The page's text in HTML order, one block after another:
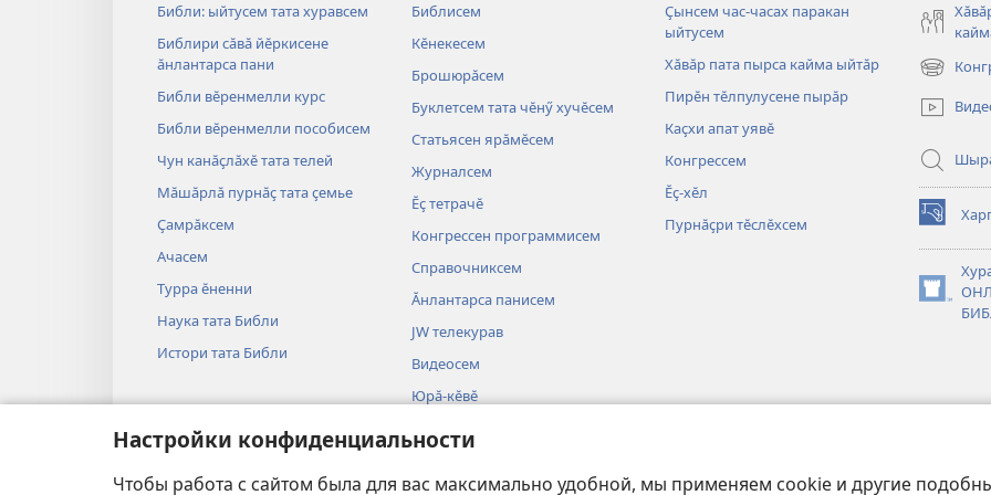
Настройки конфиденциальности
Чтобы работа с сайтом была для вас максимально удобной, мы применяем cookie и другие
Библи: ыйтусем тата хуравсем
Библири сӑвӑ йӗркисене
ӑнлантарса пани
Библи вӗренмелли курс
Библи вӗренмелли пособисем
Чун канӑҫлӑхӗ тата телей
Мӑшӑрлӑ пурнӑҫ тата ҫемье
Ҫамрӑксем
Ачасем
Турра ӗненни
Наука тата Библи
Истори тата Библи
Библисем
Кӗнекесем
Брошюрӑсем
Буклетсем тата чӗнӳ хучӗсем
Статьясен ярӑмӗсем
Журналсем
Ӗҫ тетрачӗ
Конгрессен программисем
Справочниксем
Ӑнлантарса панисем
JW телекурав
Видеосем
Юрӑ-кӗвӗ
постановкӑсем
Библие рольсемпе вулани
Ҫынсем час-часах паракан
ыйтусем
Хӑвӑр пата пырса кайма ыйтӑр
Пирӗн тӗлпулусене пырӑр
Каҫхи апат уявӗ
Конгрессем
Ӗҫ-хӗл
Пурнӑҫри тӗслӗхсем
в
новом
в
новом
окне)